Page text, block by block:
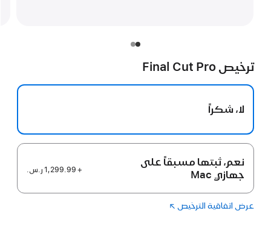
ترخيص Final Cut Pro
لا، شكراً
نعم، ثبتها مسبقاً على
جهازي Mac
+ 1,299.99 ر.س.‏
عرض اتفاقية الترخيص Final Cut
(فتح